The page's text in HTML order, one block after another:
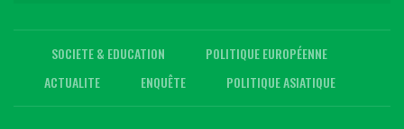
SOCIETE & EDUCATION
POLITIQUE EUROPÉENNE
ACTUALITE
ENQUÊTE POLITIQUE ASIATIQUE